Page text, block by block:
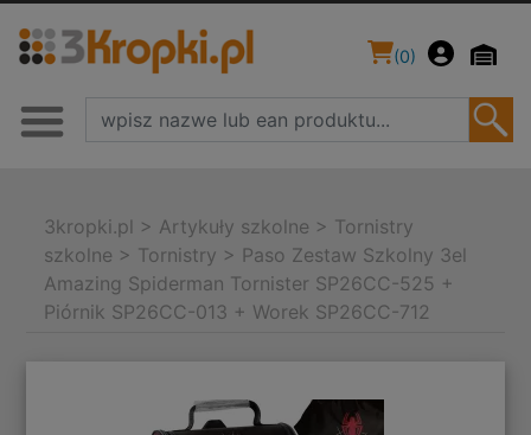
(0)
3kropki.pl > Artykuły szkolne > Tornistry
szkolne > Tornistry > Paso Zestaw Szkolny 3el
Amazing Spiderman Tornister SP26CC-525 +
Piórnik SP26CC-013 + Worek SP26CC-712